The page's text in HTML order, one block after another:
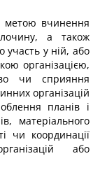
метою вчинення
а також
участь у ній, або
організацією,
чи сприяння
організацій
планів і
матеріального
чи координації
або